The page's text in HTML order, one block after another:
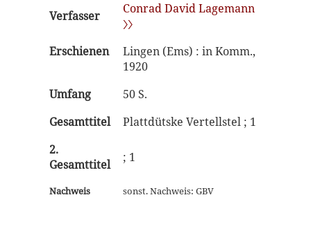
Verfasser
Conrad David Lagemann
〉〉
Erschienen
Lingen (Ems) : in Komm.,
1920
Umfang
50 S.
Gesamttitel
Plattdütske Vertellstel ; 1
2.
Gesamttitel
; 1
Nachweis sonst. Nachweis: GBV